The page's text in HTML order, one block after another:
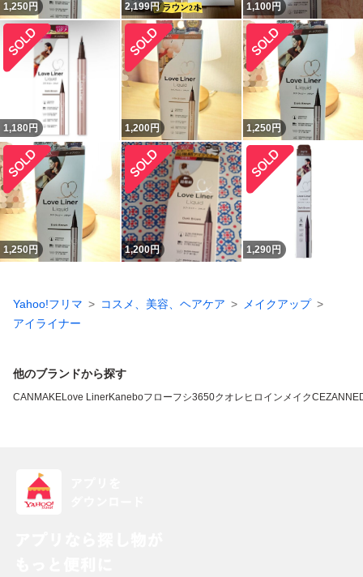
1,250 円 2,199円 1,100円
1,180 円 1,200円 1,250 円
1,250 円 1,200円 1,290 円
Yahoo!フリマ コスメ、美容、ヘアケア
メイクアップ
アイライナー
他のブランドから探す
CANMAKELove LinerKaneboフローフシ3650クオレ ヒロインメイクCEZANNE